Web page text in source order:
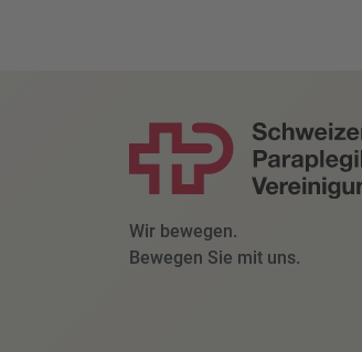
Wir bewegen.
Bewegen Sie mit uns.